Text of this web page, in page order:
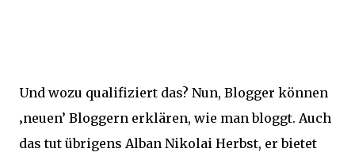
Und wozu qualifiziert das? Nun, Blogger können
‚neuen’ Bloggern erklären, wie man bloggt. Auch
das tut übrigens Alban Nikolai Herbst, er bietet